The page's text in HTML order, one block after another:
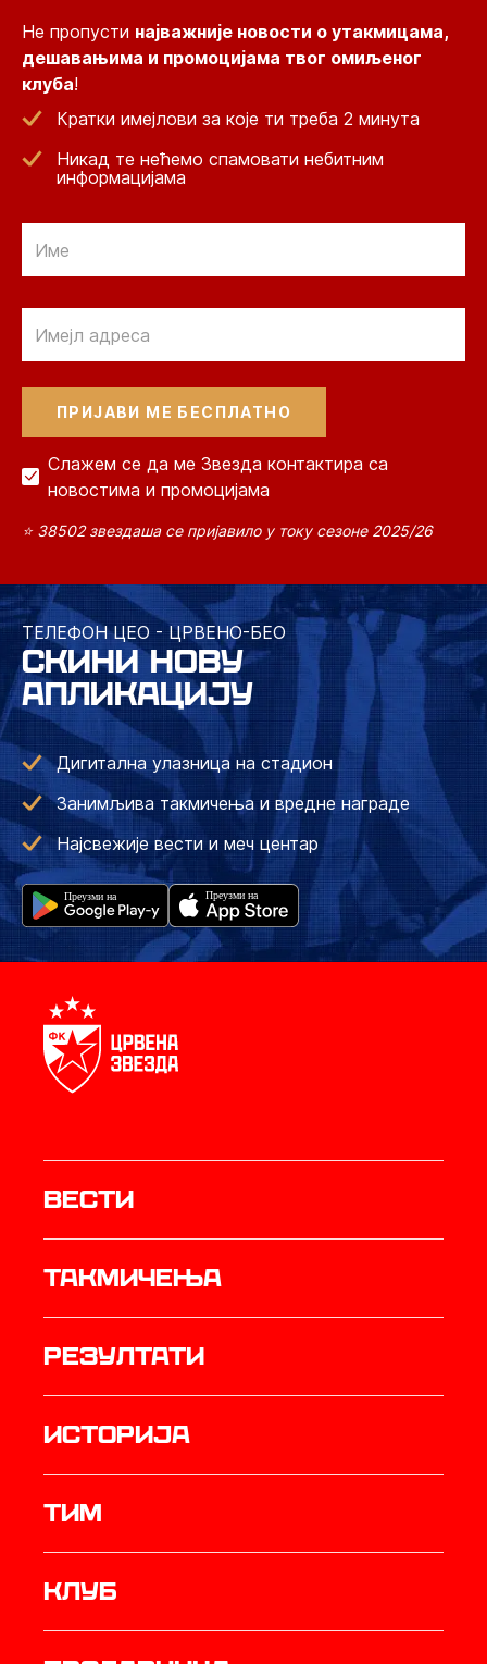
Не пропусти најважније новости о утакмицама,
дешавањима и промоцијама твог омиљеног
клуба!
Кратки имејлови за које ти треба 2 минута
Никад те нећемо спамовати небитним
информацијама
Слажем се да ме Звезда контактира са
новостима и промоцијама
⭐ 38502 звездаша се пријавило у току сезоне 2025/26
ТЕЛЕФОН ЦЕО - ЦРВЕНО-БЕО
СКИНИ НОВУ
АПЛИКАЦИЈУ
Дигитална улазница на стадион
Занимљива такмичења и вредне награде
Најсвежије вести и меч центар
Вести
Такмичења
резултати
историја
ТИМ
Клуб